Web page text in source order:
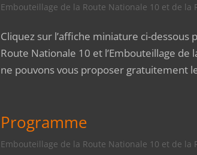
Embouteillage de la Route Nationale 10 et de la
Cliquez sur l’affiche miniature ci-dessous
Route Nationale 10 et l’Embouteillage
ne pouvons vous proposer gratuitement
Programme
Embouteillage de la Route Nationale 10 et de la